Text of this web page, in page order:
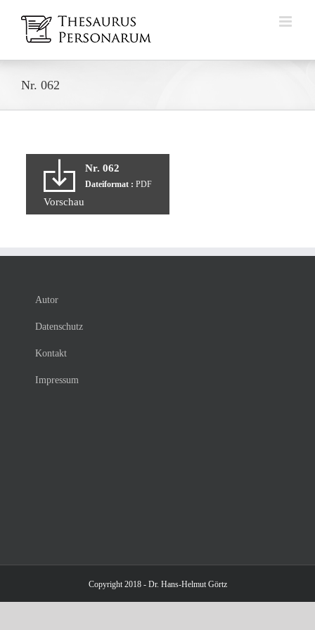
Inhalt
springen
Nr. 062
Nr. 062
Dateiformat : PDF
Vorschau
Autor
Datenschutz
Kontakt
Impressum
Copyright 2018 - Dr. Hans-Helmut Görtz